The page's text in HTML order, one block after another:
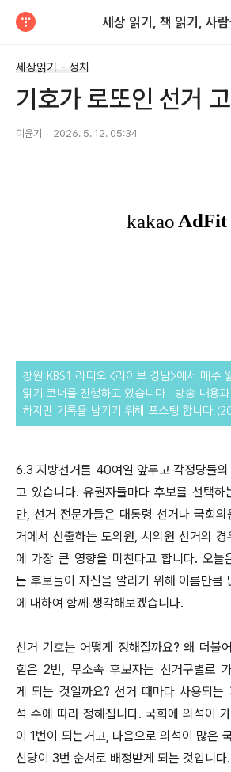
세상 읽기, 책 읽기, 사람
세상읽기 - 정치
기호가 로또인 선거
이윤기 2026. 5. 12. 05:34
창원 KBS1 라디오 <라이브 경남>에서 매주
읽기 코너를 진행하고 있습니다 . 방송 내용
하지만 기록을 남기기 위해 포스팅 합니다
6.3 지방선거를 40여일 앞두고 각정당들의
고 있습니다. 유권자들마다 후보를 선택
만, 선거 전문가들은 대통령 선거나 국회
거에서 선출하는 도의원, 시의원 선거의
에 가장 큰 영향을 미친다고 합니다. 오늘
든 후보들이 자신을 알리기 위해 이름만큼
에 대하여 함께 생각해보겠습니다.
선거 기호는 어떻게 정해질까요? 왜 더불
힘은 2번, 무소속 후보자는 선거구별로
게 되는 것일까요? 선거 때마다 사용되는
석 수에 따라 정해집니다. 국회에 의석이
이 1번이 되는거고, 다음으로 의석이 많은
신당이 3번 순서로 배정받게 되는 것입니다.